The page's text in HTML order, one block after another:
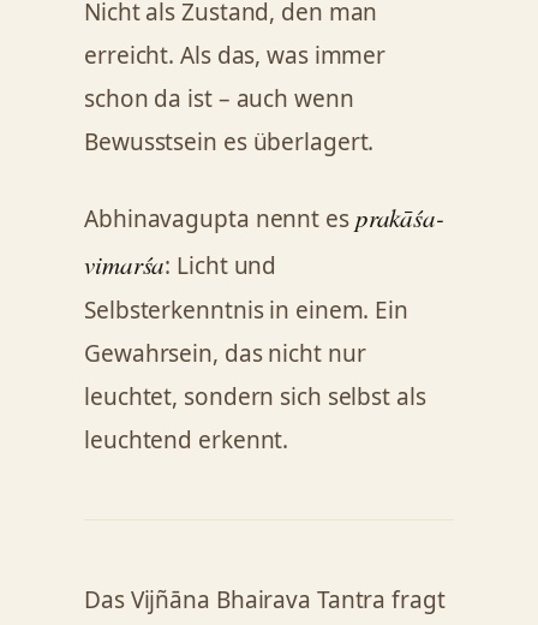
Nicht als Zustand, den man
erreicht. Als das, was immer
schon da ist – auch wenn
Bewusstsein es überlagert.
Abhinavagupta nennt esprakāśa-
vimarśa: Licht und
Selbsterkenntnis in einem. Ein
Gewahrsein, das nicht nur
leuchtet, sondern sich selbst als
leuchtend erkennt.
Das Vijñāna Bhairava Tantra fragt